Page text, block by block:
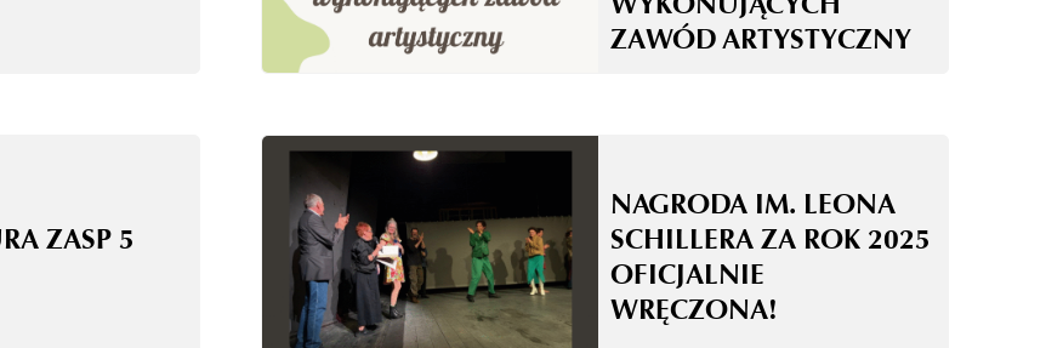
ZAWÓD ARTYSTYCZNY
ZASP 5
NAGRODA IM. LEONA
SCHILLERA ZA ROK 2025
OFICJALNIE
WRĘCZONA!